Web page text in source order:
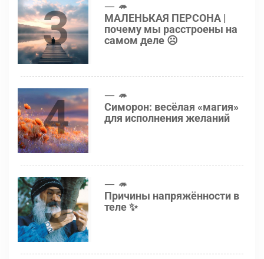
3 🦔
МАЛЕНЬКАЯ ПЕРСОНА |
почему мы расстроены на
самом деле ☹️
4 🦔
Симорон: весёлая «магия»
для исполнения желаний
5 🦔
Причины напряжённости в
теле ✨